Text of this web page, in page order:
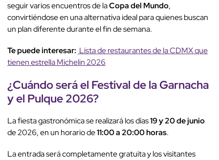
seguir varios encuentros de laCopa del Mundo,
convirtiéndose en una alternativa ideal para quienes buscan
un plan diferente durante el fin de semana.
Te puede interesar: Lista de restaurantes de la CDMX que
tienen estrella Michelin 2026
¿Cuándo será el Festival de la Garnacha
y el Pulque2026?
La fiesta gastronómica se realizará los días19 y 20 de junio
de 2026, en un horario de11:00 a 20:00 horas.
La entrada será completamente gratuita y los visitantes